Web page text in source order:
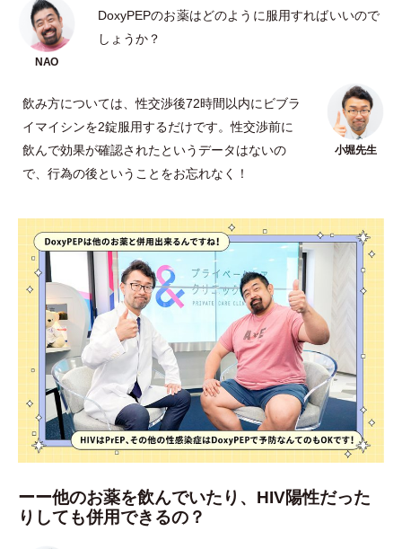
DoxyPEPのお薬はどのように服用すればいいので
しょうか？
飲み方については、性交渉後72時間以内にビブラ
イマイシンを2錠服用するだけです。性交渉前に
飲んで効果が確認されたというデータはないの
で、行為の後ということをお忘れなく！
ーー他のお薬を飲んでいたり、HIV陽性だった
りしても併用できるの？